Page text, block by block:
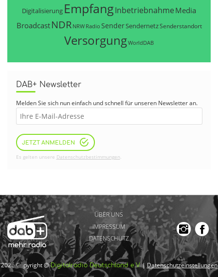
Digitalisierung EmpfangInbetriebnahme Media
Broadcast NDR NRW Radio SenderSendernetzSenderstandort
VersorgungWorldDAB
DAB+ Newsletter
Melden Sie sich nun einfach und schnell für unseren Newsletter an.
JETZT ANMELDEN
Es gelten unsere Datenschutzbestimmungen.
ÜBER UNS
IMPRESSUM
DATENSCHUTZ
2026 Copyright @Digitalradio Deutschland e.V.| Datenschutzeinstellungen